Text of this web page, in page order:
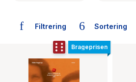
Filtrering Sortering
Brageprisen